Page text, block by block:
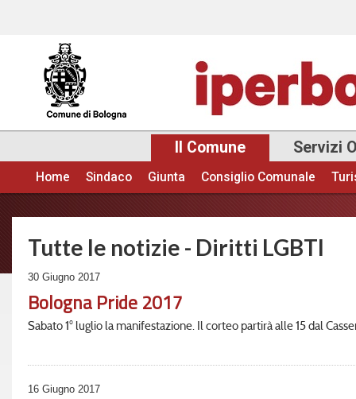
Il Comune Servizi
Menu principale
Home Sindaco Giunta Consiglio Comunale
Tutte le notizie - Diritti LGBTI
30 Giugno 2017
Bologna Pride 2017
Sabato 1° luglio la manifestazione. Il corteo partirà alle 15 dal
16 Giugno 2017